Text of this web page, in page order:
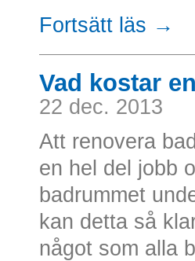
Fortsätt läs →
Vad kostar
22 dec. 2013
Att renovera
en hel del jobb
badrummet
kan detta så
något som alla